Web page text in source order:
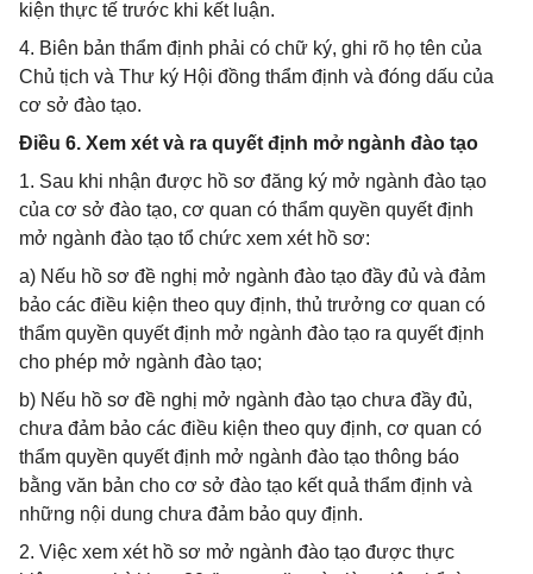
kiện thực tế trước khi kết luận.
4. Biên bản thẩm định phải có chữ ký, ghi rõ họ tên của
Chủ tịch và Thư ký Hội đồng thẩm định và đóng dấu của
cơ sở đào tạo.
Điều 6. Xem xét và ra quyết định mở ngành đào tạo
1. Sau khi nhận được hồ sơ đăng ký mở ngành đào tạo
của cơ sở đào tạo, cơ quan có thẩm quyền quyết định
mở ngành đào tạo tổ chức xem xét hồ sơ:
a) Nếu hồ sơ đề nghị mở ngành đào tạo đầy đủ và đảm
bảo các điều kiện theo quy định, thủ trưởng cơ quan có
thẩm quyền quyết định mở ngành đào tạo ra quyết định
cho phép mở ngành đào tạo;
b) Nếu hồ sơ đề nghị mở ngành đào tạo chưa đầy đủ,
chưa đảm bảo các điều kiện theo quy định, cơ quan có
thẩm quyền quyết định mở ngành đào tạo thông báo
bằng văn bản cho cơ sở đào tạo kết quả thẩm định và
những nội dung chưa đảm bảo quy định.
2. Việc xem xét hồ sơ mở ngành đào tạo được thực